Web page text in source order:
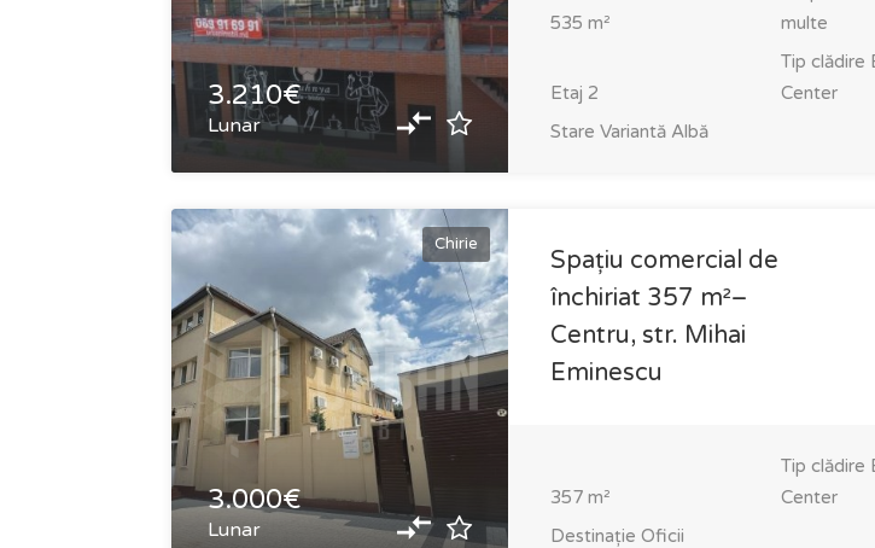
3.210€
Lunar
535 m²
multe
Etaj 2
Tip clădire
Center
Stare Variantă Albă
Chirie
3.000€
Lunar
Spațiu comercial de
închiriat 357 m²–
Centru, str. Mihai
Eminescu
357m²
Tip clădire
Center
Destinație Oficii